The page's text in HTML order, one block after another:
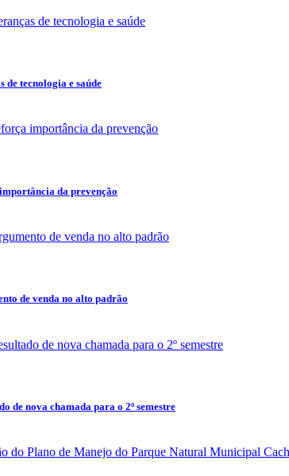
de tecnologia e saúde
da prevenção
de venda no alto padrão
de nova chamada para o 2º semestre